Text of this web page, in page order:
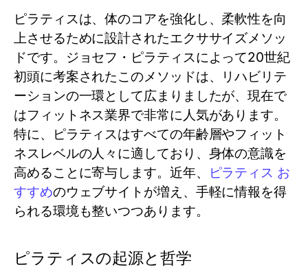
ピラティスは、体のコアを強化し、柔軟性を向
上させるために設計されたエクササイズメソッ
ドです。ジョセフ・ピラティスによって20世紀
初頭に考案されたこのメソッドは、リハビリテ
ーションの一環として広まりましたが、現在で
はフィットネス業界で非常に人気があります。
特に、ピラティスはすべての年齢層やフィット
ネスレベルの人々に適しており、身体の意識を
高めることに寄与します。近年、
ピラティス お
すすめのウェブサイトが増え、手軽に情報を得
られる環境も整いつつあります。
ピラティスの起源と哲学